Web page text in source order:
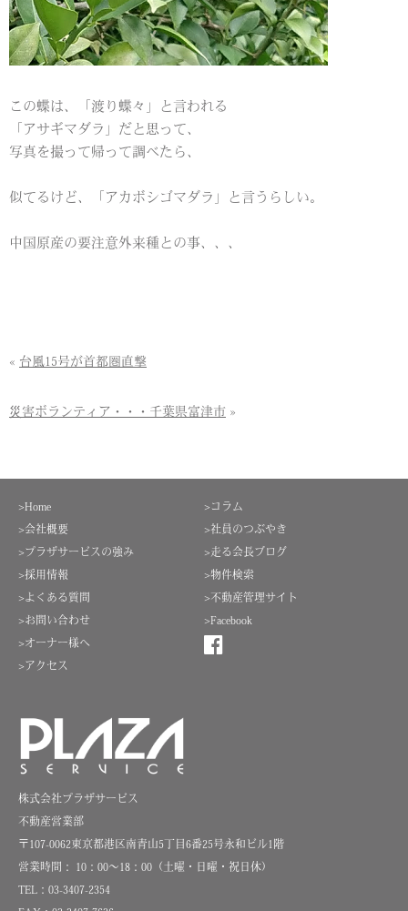
この蝶は、「渡り蝶々」と言われる
「アサギマダラ」だと思って、
写真を撮って帰って調べたら、
似てるけど、「アカボシゴマダラ」と言うらしい。
中国原産の要注意外来種との事、、、
« 台風15号が首都圏直撃
災害ボランティア・・・千葉県富津市 »
>コラム
>社員のつぶやき
>走る会長ブログ
>物件検索
>不動産管理サイト
>Facebook
>Home
>会社概要
>プラザサービスの強み
>採用情報
>よくある質問
>お問い合わせ
>オーナー様へ
>アクセス
株式会社プラザサービス
不動産営業部
〒107-0062東京都港区南青山5丁目6番25号永和ビル1階
営業時間： 10：00～18：00（土曜・日曜・祝日休）
TEL：03-3407-2354